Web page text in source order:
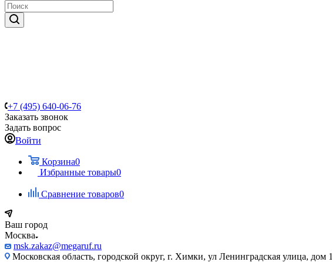
+7 (495) 640-06-76
Заказать звонок
Задать вопрос
Войти
Корзина0
Избранные товары0
Сравнение товаров0
Ваш город
Москва
msk.zakaz@megaruf.ru
Московская область, городской округ, г. Химки, ул Ленинградская улица, дом 1